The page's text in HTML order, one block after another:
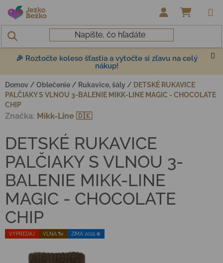
Prejsť na obsah
🎉 Roztočte koleso šťastia a vytočte si zľavu na celý
nákup!
Domov / Oblečenie / Rukavice, šály / DETSKÉ RUKAVICE
PALČIAKY S VLNOU 3-BALENIE MIKK-LINE MAGIC - CHOCOLATE
CHIP
VÝPREDAJ VLNA 🐑 ZIMA 2025 ❄️
DETSKÉ RUKAVICE
PALČIAKY S VLNOU 3-
BALENIE MIKK-LINE
MAGIC - CHOCOLATE
CHIP
Značka: Mikk-Line 🇩🇰